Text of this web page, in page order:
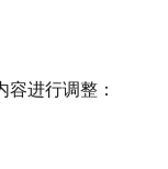
进行调整：